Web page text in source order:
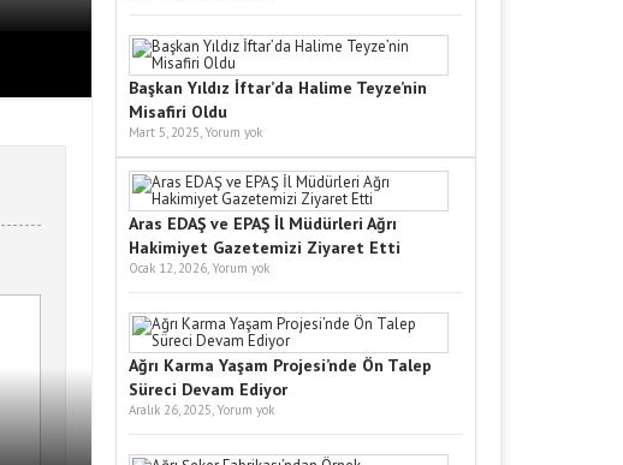
Başkan Yıldız İftar’da Halime Teyze’nin
Misafiri Oldu
Mart 5, 2025, Yorum yok
Aras EDAŞ ve EPAŞ İl Müdürleri Ağrı
Hakimiyet Gazetemizi Ziyaret Etti
Ocak 12, 2026, Yorum yok
Ağrı Karma Yaşam Projesi’nde Ön Talep
Süreci Devam Ediyor
Aralık 26, 2025, Yorum yok